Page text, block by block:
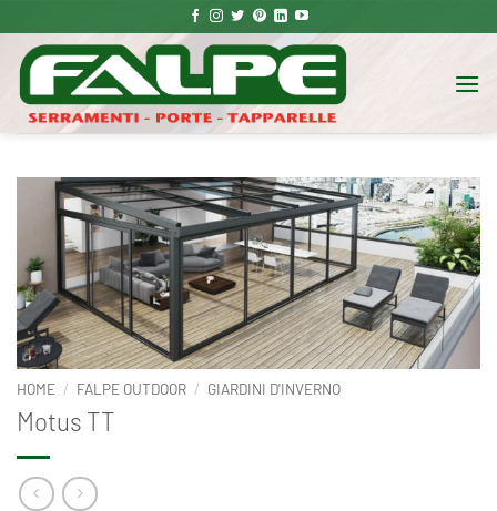
ai
contenuti
HOME / FALPE OUTDOOR / GIARDINI D'INVERNO
Motus TT